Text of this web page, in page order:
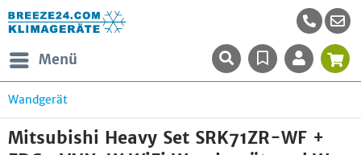
Menü
Wandgerät
Mitsubishi Heavy Set SRK71ZR-WF +